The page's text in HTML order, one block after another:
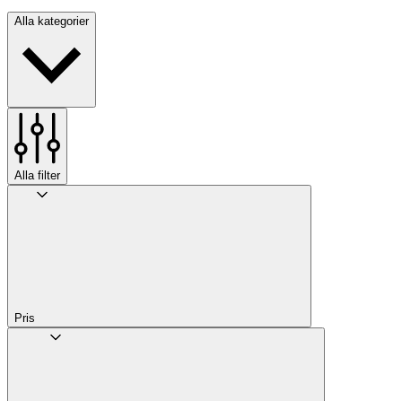
Alla kategorier
Alla filter
Pris